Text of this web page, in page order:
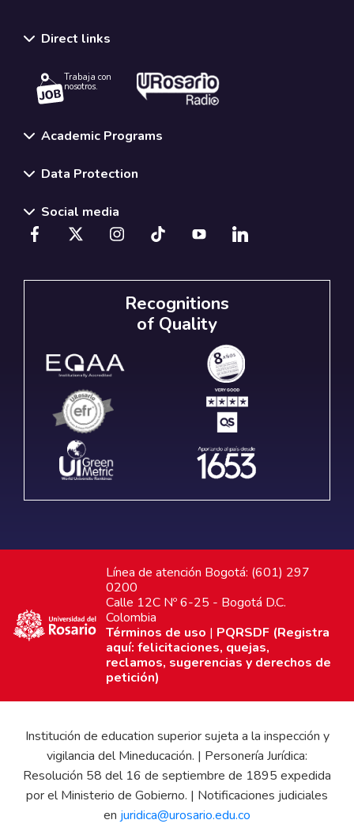
Direct links
Trabaja con
nosotros.
Academic Programs
Data Protection
Social media
Recognitions
of Quality
Línea de atención Bogotá: (601) 297
0200
Calle 12C Nº 6-25 - Bogotá D.C.
Colombia
Términos de uso | PQRSDF (Registra
aquí: felicitaciones, quejas,
reclamos, sugerencias y derechos de
petición)
Institución de education superior sujeta a la inspección y
vigilancia del Mineducación. | Personería Jurídica:
Resolución 58 del 16 de septiembre de 1895 expedida
por el Ministerio de Gobierno. | Notificaciones judiciales
en juridica@urosario.edu.co